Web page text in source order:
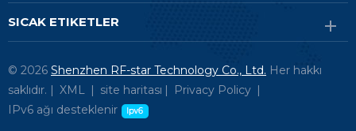
SICAK ETIKETLER
© 2026 Shenzhen RF-star Technology Co., Ltd. Her hakkı
saklıdır. | XML | site haritası | Privacy Policy |
IPv6 ağı desteklenir